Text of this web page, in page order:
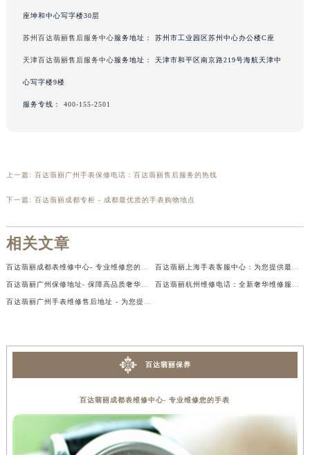
座坤和中心写字楼30层
苏州百达翡丽售后服务中心服务地址： 苏州市工业园区苏州中心办公楼C座
天津百达翡丽售后服务中心服务地址： 天津市和平区南京路219号海航天津中
心写字楼9楼
服务专线： 400-155-2501
上一篇: 百达翡丽广州手表保修电话：百达翡丽售后服务的热线
下一篇: 百达翡丽成都专柜 - 成都最优质的手表购物地点
相关文章
百达翡丽保养
百达翡丽成都表维修中心- 专业维修您的手表